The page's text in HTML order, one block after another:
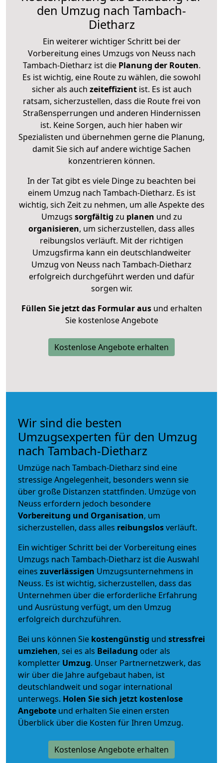
den Umzug nach Tambach-
Dietharz
Ein weiterer wichtiger Schritt bei der
Vorbereitung eines Umzugs von Neuss nach
Tambach-Dietharz ist diePlanung der Routen.
Es ist wichtig, eine Route zu wählen, die sowohl
sicher als auch zeiteffizientist. Es ist auch
ratsam, sicherzustellen, dass die Route frei von
Straßensperrungen und anderen Hindernissen
ist. Keine Sorgen, auch hier haben wir
Spezialisten und übernehmen gerne die Planung,
damit Sie sich auf andere wichtige Sachen
konzentrieren können.
In der Tat gibt es viele Dinge zu beachten bei
einem Umzug nach Tambach-Dietharz. Es ist
wichtig, sich Zeit zu nehmen, um alle Aspekte des
Umzugs sorgfältig zu planen und zu
organisieren, um sicherzustellen, dass alles
reibungslos verläuft. Mit der richtigen
Umzugsfirma kann ein deutschlandweiter
Umzug von Neuss nach Tambach-Dietharz
erfolgreich durchgeführt werden und dafür
sorgen wir.
Füllen Sie jetzt das Formular ausund erhalten
Sie kostenlose Angebote
Kostenlose Angebote erhalten
Wir sind die besten
Umzugsexperten für den Umzug
nach Tambach-Dietharz
Umzüge nach Tambach-Dietharz sind eine
stressige Angelegenheit, besonders wenn sie
über große Distanzen stattfinden. Umzüge von
Neuss erfordern jedoch besondere
Vorbereitung und Organisation, um
sicherzustellen, dass alles reibungslosverläuft.
Ein wichtiger Schritt bei der Vorbereitung eines
Umzugs nach Tambach-Dietharz ist die Auswahl
eines zuverlässigen Umzugsunternehmens in
Neuss. Es ist wichtig, sicherzustellen, dass das
Unternehmen über die erforderliche Erfahrung
und Ausrüstung verfügt, um den Umzug
erfolgreich durchzuführen.
Bei uns können Sie kostengünstig und stressfrei
umziehen, sei es als Beiladung oder als
kompletter Umzug. Unser Partnernetzwerk, das
wir über die Jahre aufgebaut haben, ist
deutschlandweit und sogar international
unterwegs. Holen Sie sich jetzt kostenlose
Angebote und erhalten Sie einen ersten
Überblick über die Kosten für Ihren Umzug.
Kostenlose Angebote erhalten